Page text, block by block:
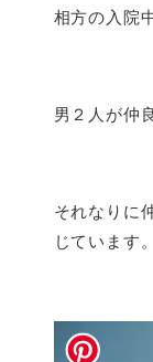
相方の入院
男２人が仲
それなりに
じています。